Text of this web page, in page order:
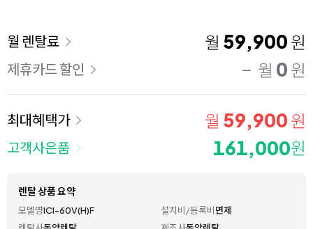
이용 요금
월 렌탈료 월 59,900 원
제휴카드 할인 월 0 원
최대혜택가 월 59,900 원
고객사은품 161,000원
렌탈 상품 요약
모델명ICI-60V(H)F 설치비/등록비면제